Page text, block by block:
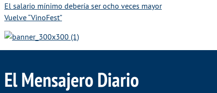
El salario mínimo debería ser ocho veces mayor
Vuelve “VinoFest”
El Mensajero Diario